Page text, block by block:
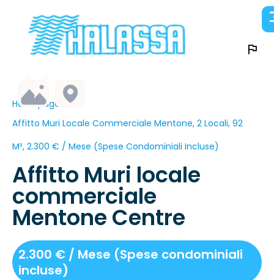
Homepage
Affitto Muri Locale Commerciale Mentone, 2 Locali, 92
M², 2.300 € / Mese (Spese Condominiali Incluse)
Affitto Muri locale
commerciale
Mentone Centre
2.300 € / Mese (Spese condominiali
incluse)